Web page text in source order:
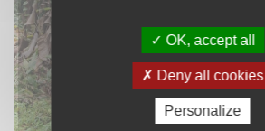
OK, accept all
Deny all cookies
Personalize